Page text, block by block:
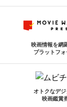
映画情報を網
プラットフ
オトクなデジ
映画鑑賞